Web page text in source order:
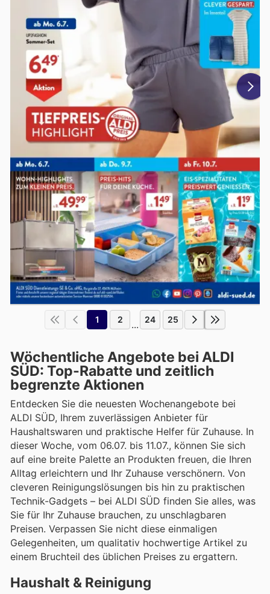
1 2 ... 24 25
Wöchentliche Angebote bei ALDI
SÜD: Top-Rabatte und zeitlich
begrenzte Aktionen
Entdecken Sie die neuesten Wochenangebote bei
ALDI SÜD, Ihrem zuverlässigen Anbieter für
Haushaltswaren und praktische Helfer für Zuhause. In
dieser Woche, vom 06.07. bis 11.07., können Sie sich
auf eine breite Palette an Produkten freuen, die Ihren
Alltag erleichtern und Ihr Zuhause verschönern. Von
cleveren Reinigungslösungen bis hin zu praktischen
Technik-Gadgets – bei ALDI SÜD finden Sie alles, was
Sie für Ihr Zuhause brauchen, zu unschlagbaren
Preisen. Verpassen Sie nicht diese einmaligen
Gelegenheiten, um qualitativ hochwertige Artikel zu
einem Bruchteil des üblichen Preises zu ergattern.
Haushalt & Reinigung